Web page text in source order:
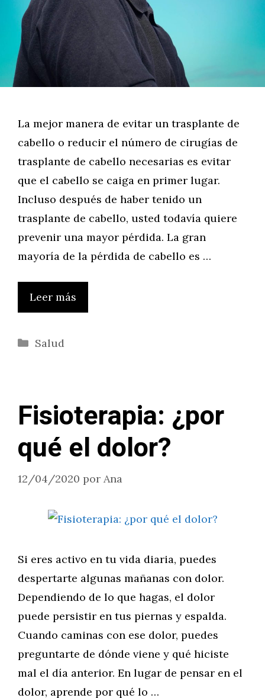
La mejor manera de evitar un trasplante de
cabello o reducir el número de cirugías de
trasplante de cabello necesarias es evitar
que el cabello se caiga en primer lugar.
Incluso después de haber tenido un
trasplante de cabello, usted todavía quiere
prevenir una mayor pérdida. La gran
mayoría de la pérdida de cabello es …
Leer más
Categorías
Salud
Fisioterapia: ¿por
qué el dolor?
12/04/2020 por Ana
Si eres activo en tu vida diaria, puedes
despertarte algunas mañanas con dolor.
Dependiendo de lo que hagas, el dolor
puede persistir en tus piernas y espalda.
Cuando caminas con ese dolor, puedes
preguntarte de dónde viene y qué hiciste
mal el día anterior. En lugar de pensar en el
dolor, aprende por qué lo …